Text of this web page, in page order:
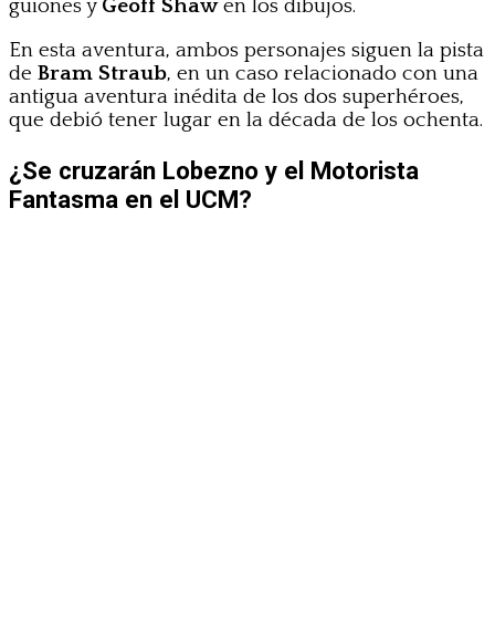
guiones y Geoff Shawen los dibujos.
En esta aventura, ambos personajes siguen la pista
de Bram Straub, en un caso relacionado con una
antigua aventura inédita de los dos superhéroes,
que debió tener lugar en la década de los ochenta.
¿Se cruzarán Lobezno y el Motorista
Fantasma en el UCM?